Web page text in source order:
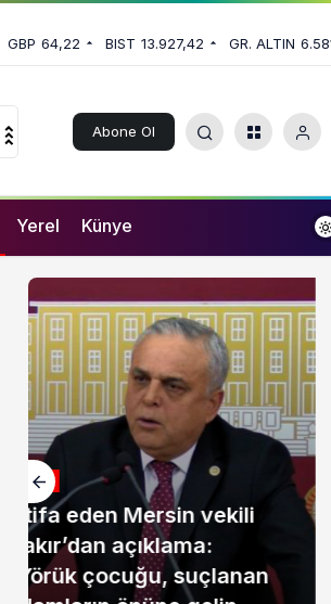
GBP 64,22 BIST 13.927,42 GR. ALTIN
Abone Ol
Yerel Künye
GENEL